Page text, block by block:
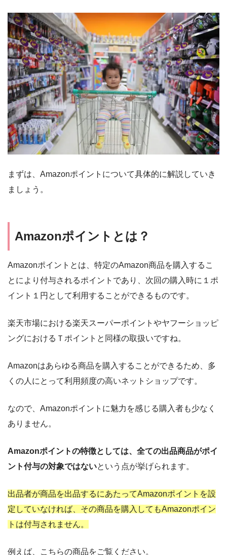
まずは、Amazonポイントについて具体的に解説していき
ましょう。
Amazonポイントとは？
Amazonポイントとは、特定のAmazon商品を購入するこ
とにより付与されるポイントであり、次回の購入時に１ポ
イント１円として利用することができるものです。
楽天市場における楽天スーパーポイントやヤフーショッピ
ングにおけるＴポイントと同様の取扱いですね。
Amazonはあらゆる商品を購入することができるため、多
くの人にとって利用頻度の高いネットショップです。
なので、Amazonポイントに魅力を感じる購入者も少なく
ありません。
Amazonポイントの特徴としては、 全ての出品商品がポイ
ント付与の対象ではないという点が挙げられます。
出品者が商品を出品するにあたってAmazonポイントを設
定していなければ、 その商品を購入してもAmazonポイン
トは付与されません。
例えば、こちらの商品をご覧ください。